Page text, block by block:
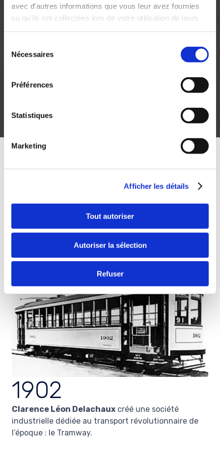
avec d'autres informations que vous leur avez fournies
ou qu'ils ont collectées lors de votre utilisation de leurs
Nécessaires
Préférences
Statistiques
Marketing
Afficher les détails
Tout autoriser
Autoriser la sélection
Refuser
d'entrepreneuriat
familial
1902
Clarence Léon Delachaux créé une société
industrielle dédiée au transport révolutionnaire de
l’époque : le Tramway.